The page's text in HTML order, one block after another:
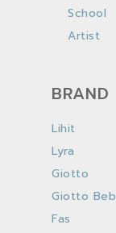
School
Artist
BRAND
Lihit
Lyra
Giotto
Giotto
Fas